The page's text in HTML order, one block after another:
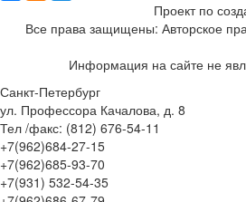
Проект по
Все права защищены: Авторское
Информация на сайте не
Санкт-Петербург
ул. Профессора Качалова, д. 8
Тел /факс: (812) 676-54-11
+7(962)684-27-15
+7(962)685-93-70
+7(931) 532-54-35